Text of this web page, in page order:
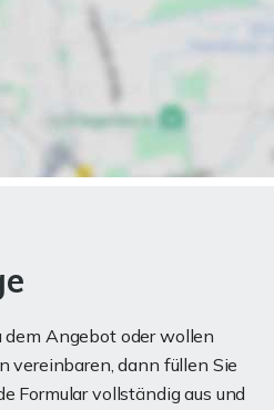
dem Angebot oder wollen
vereinbaren, dann füllen Sie
Formular vollständig aus und